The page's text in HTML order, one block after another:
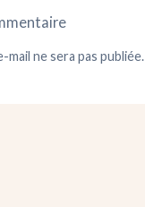
mail ne sera pas publiée.